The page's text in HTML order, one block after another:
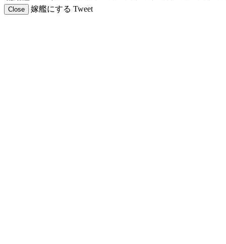
Close 嫁艦にする Tweet